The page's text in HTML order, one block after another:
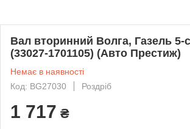
Вал вторинний Волга, Газель 5-
(33027-1701105) (Авто Престиж)
Немає в наявності
Код: BG27030
Роздріб
1 717 ₴